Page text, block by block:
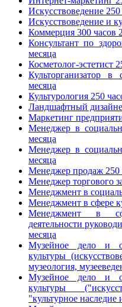
Искусствоведение
Искусствоведение и
Коммерция 300 часов
Консультант по
месяца
Косметолог-эстетист
Культорганизатор
месяца
Культурология 250
Ландшафтный
Маркетинг
Менеджер в
месяца
Менеджер в
месяца
Менеджер продаж 250
Менеджер торгового
Менеджмент в
Менеджмент в сфере
Менеджмент в
деятельности
месяца
Музейное дело и
культуры
музеология,
Музейное дело и
культуры
"культурное наследие